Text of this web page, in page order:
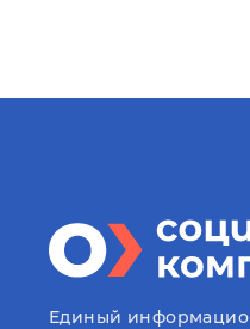
Единый